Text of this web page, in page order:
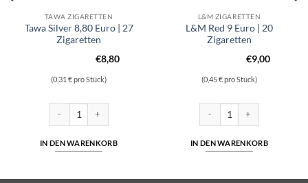
TAWA ZIGARETTEN
Tawa Silver 8,80 Euro | 27
Zigaretten
€8,80
(0,31 € pro Stück)
IN DEN WARENKORB
L&M ZIGARETTEN
L&M Red 9 Euro | 20
Zigaretten
€9,00
(0,45 € pro Stück)
IN DEN WARENKORB